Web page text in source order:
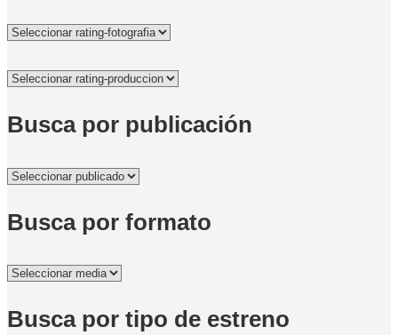
Busca por publicación
Busca por formato
Busca por tipo de estreno